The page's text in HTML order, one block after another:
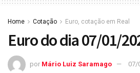
Home Cotação Euro, cotação em Real
Euro do dia 07/01/
por Mário Luiz Saramago
07/